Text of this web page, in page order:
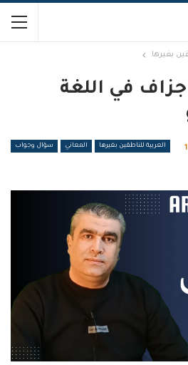
بغيرها
في اللغة
العربية للناطقين بغيرها المعاني سؤال وجواب